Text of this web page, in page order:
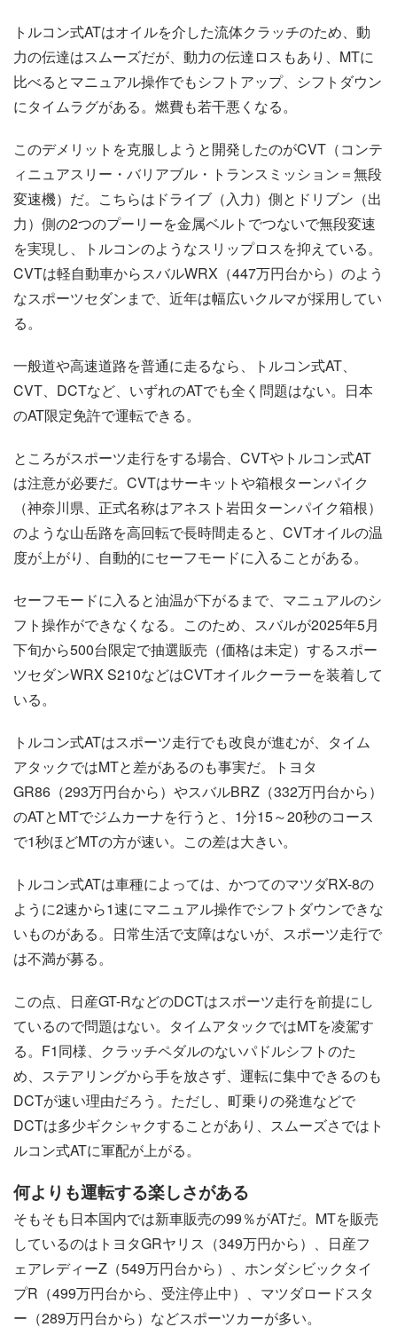
トルコン式ATはオイルを介した流体クラッチのため、動
力の伝達はスムーズだが、動力の伝達ロスもあり、MTに
比べるとマニュアル操作でもシフトアップ、シフトダウン
にタイムラグがある。燃費も若干悪くなる。
このデメリットを克服しようと開発したのがCVT（コンテ
ィニュアスリー・バリアブル・トランスミッション＝無段
変速機）だ。こちらはドライブ（入力）側とドリブン（出
力）側の2つのプーリーを金属ベルトでつないで無段変速
を実現し、トルコンのようなスリップロスを抑えている。
CVTは軽自動車からスバルWRX（447万円台から）のよう
なスポーツセダンまで、近年は幅広いクルマが採用してい
る。
一般道や高速道路を普通に走るなら、トルコン式AT、
CVT、DCTなど、いずれのATでも全く問題はない。日本
のAT限定免許で運転できる。
ところがスポーツ走行をする場合、CVTやトルコン式AT
は注意が必要だ。CVTはサーキットや箱根ターンパイク
（神奈川県、正式名称はアネスト岩田ターンパイク箱根）
のような山岳路を高回転で長時間走ると、CVTオイルの温
度が上がり、自動的にセーフモードに入ることがある。
セーフモードに入ると油温が下がるまで、マニュアルのシ
フト操作ができなくなる。このため、スバルが2025年5月
下旬から500台限定で抽選販売（価格は未定）するスポー
ツセダンWRX S210などはCVTオイルクーラーを装着して
いる。
トルコン式ATはスポーツ走行でも改良が進むが、タイム
アタックではMTと差があるのも事実だ。トヨタ
GR86（293万円台から）やスバルBRZ（332万円台から）
のATとMTでジムカーナを行うと、1分15～20秒のコース
で1秒ほどMTの方が速い。この差は大きい。
トルコン式ATは車種によっては、かつてのマツダRX-8の
ように2速から1速にマニュアル操作でシフトダウンできな
いものがある。日常生活で支障はないが、スポーツ走行で
は不満が募る。
この点、日産GT-RなどのDCTはスポーツ走行を前提にし
ているので問題はない。タイムアタックではMTを凌駕す
る。F1同様、クラッチペダルのないパドルシフトのた
め、ステアリングから手を放さず、運転に集中できるのも
DCTが速い理由だろう。ただし、町乗りの発進などで
DCTは多少ギクシャクすることがあり、スムーズさではト
ルコン式ATに軍配が上がる。
何よりも運転する楽しさがある
そもそも日本国内では新車販売の99％がATだ。MTを販売
しているのはトヨタGRヤリス（349万円から）、日産フ
ェアレディーZ（549万円台から）、ホンダシビックタイ
プR（499万円台から、受注停止中）、マツダロードスタ
ー（289万円台から）などスポーツカーが多い。